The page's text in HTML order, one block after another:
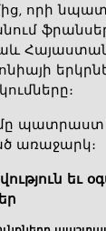
որի
պատրաստ է
առաջարկ։
եւ